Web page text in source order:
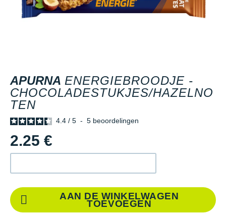
APURNA ENERGIEBROODJE -
CHOCOLADESTUKJES/HAZELNO
TEN
4.4 / 5 - 5 beoordelingen
2.25 €
AAN DE WINKELWAGEN
TOEVOEGEN